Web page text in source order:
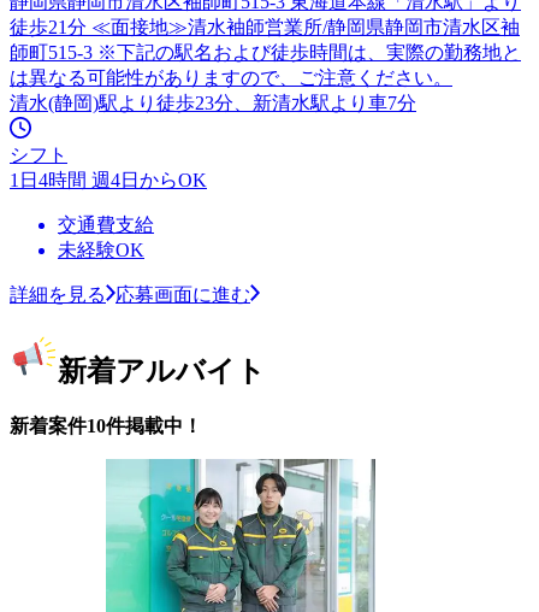
徒歩21分 ≪面接地≫清水袖師営業所/静岡県静岡市清水区袖
師町515-3 ※下記の駅名および徒歩時間は、実際の勤務地と
は異なる可能性がありますので、ご注意ください。
清水(静岡)駅より徒歩23分、新清水駅より車7分
シフト
1日4時間 週4日からOK
交通費支給
未経験OK
詳細を見る 応募画面に進む
新着アルバイト
新着案件10件掲載中！